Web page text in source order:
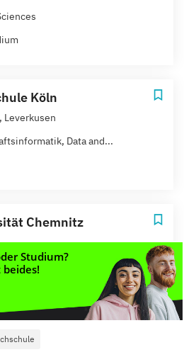
Köln
Leverkusen
Data and...
Chemnitz
of Applied Sciences